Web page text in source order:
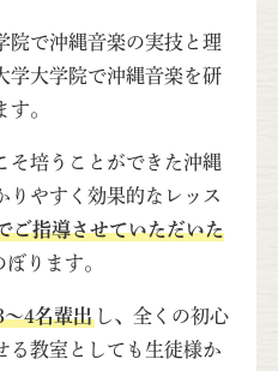
院で沖縄音楽の実技と理
学大学院で沖縄音楽を研
。
そ培うことができた沖縄
りやすく効果的なレッス
ご指導させていただいた
ぼります。
4名輩出し、全くの初心
る教室としても生徒様か